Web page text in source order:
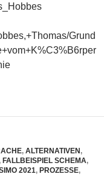
Grund
, ALTERNATIVEN,
, FALLBEISPIEL SCHEMA,
2021, PROZESSE,